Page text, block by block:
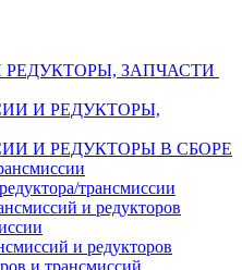
ЗАПЧАСТИ
И РЕДУКТОРЫ,
И РЕДУКТОРЫ В СБОРЕ
трансмиссии
и редукторов
и редукторов
и трансмиссий